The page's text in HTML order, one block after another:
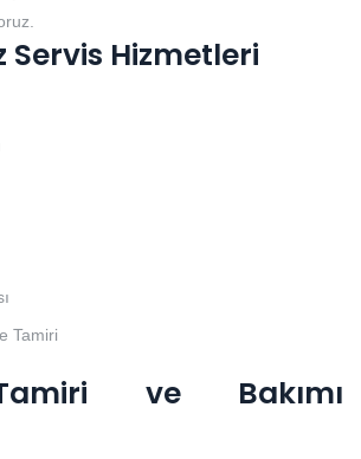
Servis Hizmetleri
Tamiri
ve Bakımı